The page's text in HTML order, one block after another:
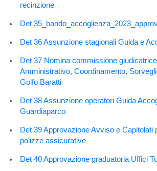
recinzione
Det
Det 36 Assunzione stagionali Guida e
Det 37 Nomina commissione
Amministrativo, Coordinamento,
Golfo Baratti
Det 38 Assunzione operatori Guida
Guardiaparco
Det 39 Approvazione Avviso e Capitolati
polizze assicurative
Det 40 Approvazione graduatoria Uffici